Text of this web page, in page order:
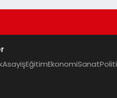
AsayişEğitimEkonomiSanat